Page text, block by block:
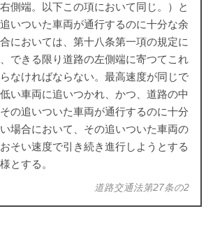
側端。以下この項において同じ。）と
いついた車両が通行するのに十分な余
においては、第十八条第一項の規定に
できる限り道路の左側端に寄つてこれ
なければならない。最高速度が同じで
い車両に追いつかれ、かつ、道路の中
の追いついた車両が通行するのに十分
場合において、その追いついた車両の
そい速度で引き続き進行しようとする
とする。
道路交通法第27条の2